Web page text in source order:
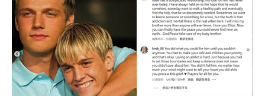
建設×テクノロジーの最前線
ちょっと気になるネットの話題